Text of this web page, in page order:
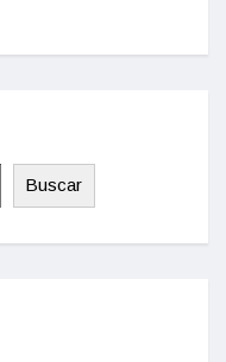
Buscar